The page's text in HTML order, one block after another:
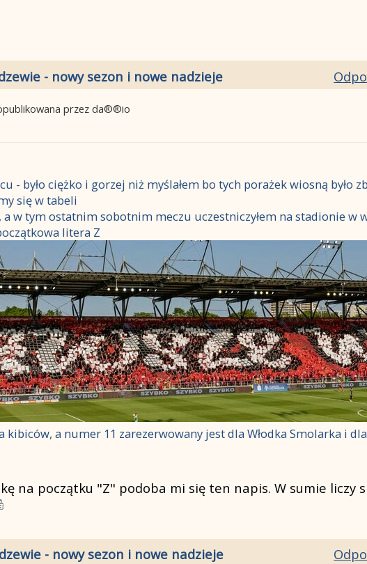
- nowy sezon i nowe nadzieje
przez da®®io
- było ciężko i gorzej niż myślałem bo tych porażek wiosną było
się w tabeli
a w tym ostatnim sobotnim meczu uczestniczyłem na stadionie w
litera Z
kibiców, a numer 11 zarezerwowany jest dla Włodka Smolarka i
na początku "Z" podoba mi się ten napis. W sumie liczy
- nowy sezon i nowe nadzieje